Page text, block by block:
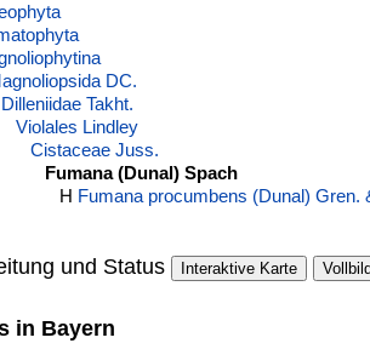
DC.
Dilleniidae Takht.
Violales Lindley
Cistaceae Juss.
Fumana (Dunal) Spach
Fumana procumbens (Dunal) Gren.
und Status Interaktive Karte
in Bayern